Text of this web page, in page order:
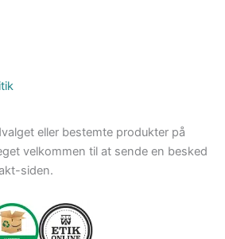
eller bestemte produkter på
velkommen til at sende en besked
siden.